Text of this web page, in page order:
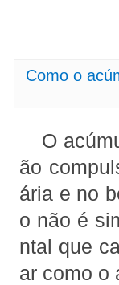
Como o
O
ão
ária e no
o não é
ntal que
ar como o